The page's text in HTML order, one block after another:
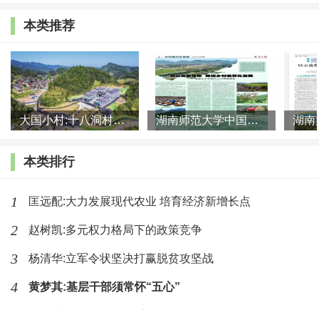
题，乡村也碰到类似的问题，所以城乡的失衡可能会更加严
人口，可以增加正向循环，哪怕是增加1亿人，从9点几亿到
10亿人。但是乡村从产业和人口发展角度来讲可能就会出现
造血不足现象，所以这是一个基本的现实现状，在乡村里面
向循环，这是我们面临的巨大挑战。所以在这种挑战下城市
或者宜居水平不高，所以城乡都在这里面面临巨大的挑战。
本类推荐
大国小村:十八洞村的现代变迁是一道美丽的风景线 湖南师范大学中国乡村振兴研究院课题组:突出地域特色 推进乡村
本类排行
1 匡远配:大力发展现代农业 培育经济新增长点
2 赵树凯:多元权力格局下的政策竞争
3 杨清华:立军令状坚决打赢脱贫攻坚战
4 黄梦其:基层干部须常怀“五心”